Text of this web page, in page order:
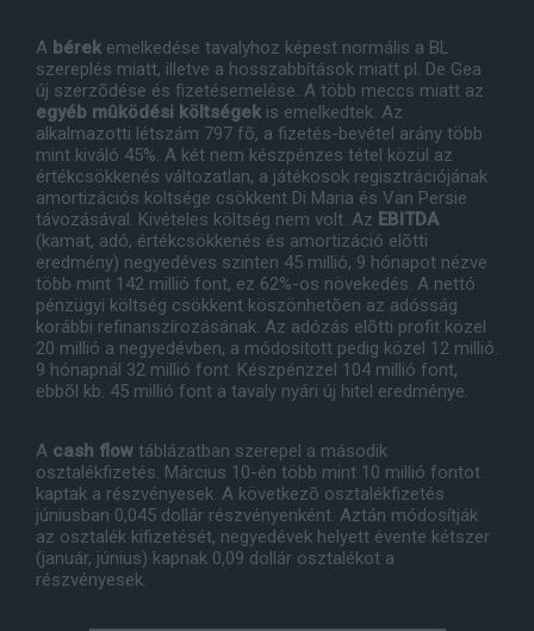
A bérek emelkedése tavalyhoz képest normális a BL
szereplés miatt, illetve a hosszabbítások miatt pl. De Gea
új szerzõdése és fizetésemelése. A több meccs miatt az
egyéb mûködési költségekis emelkedtek. Az
alkalmazotti létszám 797 fõ, a fizetés-bevétel arány több
mint kiváló 45%. A két nem készpénzes tétel közül az
értékcsökkenés változatlan, a játékosok regisztrációjának
amortizációs költsége csökkent Di Maria és Van Persie
távozásával. Kivételes költség nem volt. Az EBITDA
(kamat, adó, értékcsökkenés és amortizáció elõtti
eredmény) negyedéves szinten 45 millió, 9 hónapot nézve
több mint 142 millió font, ez 62%-os növekedés. A nettó
pénzügyi költség csökkent köszönhetõen az adósság
korábbi refinanszírozásának. Az adózás elõtti profit közel
20 millió a negyedévben, a módosított pedig közel 12 millió.
9 hónapnál 32 millió font. Készpénzzel 104 millió font,
ebbõl kb. 45 millió font a tavaly nyári új hitel eredménye.
A cash flow táblázatban szerepel a második
osztalékfizetés. Március 10-én több mint 10 millió fontot
kaptak a részvényesek. A következõ osztalékfizetés
júniusban 0,045 dollár részvényenként. Aztán módosítják
az osztalék kifizetését, negyedévek helyett évente kétszer
(január, június) kapnak 0,09 dollár osztalékot a
részvényesek.